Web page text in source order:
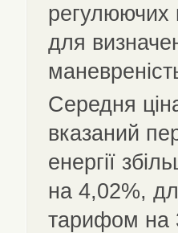
регулюючих
для
Середня
вказаний
енергії
на 4,02%,
тарифом на